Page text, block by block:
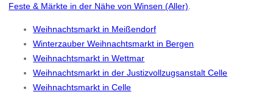
Feste & Märkte in der Nähe von Winsen (Aller)
Weihnachtsmarkt in Meißendorf
Winterzauber Weihnachtsmarkt in Bergen
Weihnachtsmarkt in Wettmar
Weihnachtsmarkt in der Justizvollzugsanstalt Celle
Weihnachtsmarkt in Celle